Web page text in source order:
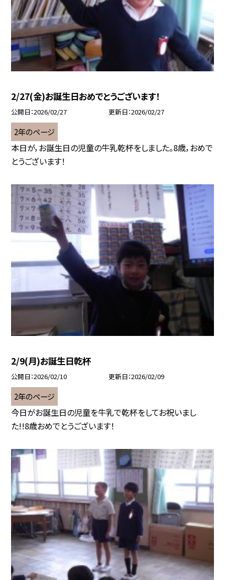
2/27(金)お誕生日おめでとうございます！
公開日 2026/02/27 更新日 2026/02/27
2年のページ
本日が，お誕生日の児童の牛乳乾杯をしました。8歳，おめで
とうございます！
2/9(月)お誕生日乾杯
公開日 2026/02/10 更新日 2026/02/09
2年のページ
今日がお誕生日の児童を牛乳で乾杯をしてお祝いまし
た!!8歳おめでとうございます！